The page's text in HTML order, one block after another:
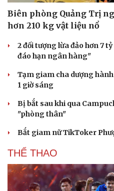
Du lịch
Biên phòng Quảng Trị
hơn 210 kg vật liệu nổ
2 đối tượng lừa đảo hơn 7
đáo hạn ngân hàng"
Tạm giam cha dượng hành
1 giờ sáng
Bị bắt sau khi qua
"phòng thân"
Bắt giam nữ TikToker
THỂ THAO